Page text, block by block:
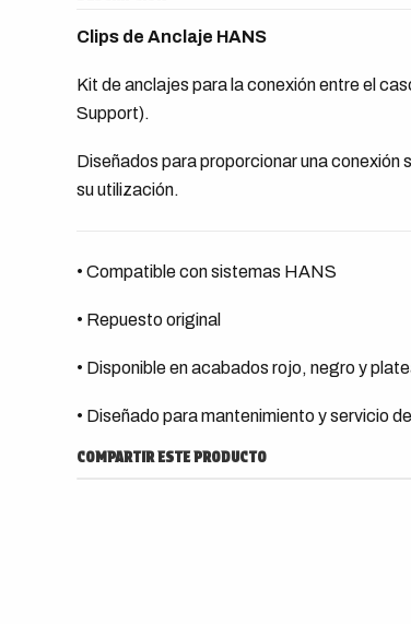
Clips de Anclaje HANS
Kit de anclajes para la conexión entre el
Support).
Diseñados para proporcionar una
su utilización.
• Compatible con sistemas HANS
• Repuesto original
• Disponible en acabados rojo, negro y
• Diseñado para mantenimiento y servicio
COMPARTIR ESTE PRODUCTO